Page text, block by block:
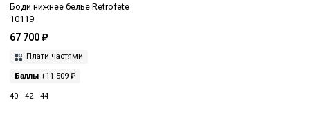
Боди нижнее белье Retrofete
10119
67 700 ₽
Плати частями
Баллы +11 509 ₽
40 42 44